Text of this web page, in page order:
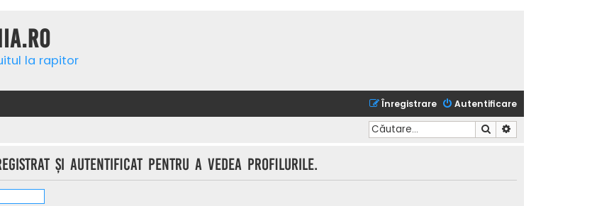
la rapitor
Autentificare
Înregistrare
Căutare
şi autentificat pentru a vedea profilurile.